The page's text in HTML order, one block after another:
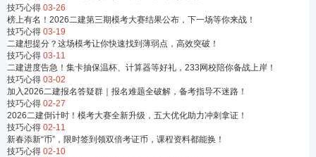
技巧心得 03-26
榜上有名！2026二建第三期模考大赛结果公布，下一场等你来战！
技巧心得 03-19
二建想提分？这场模考让你快速找到薄弱点，高效突破！
技巧心得 03-11
二建进度告急！集卡抽保温杯、计算器等好礼，233网校陪你备战上岸！
技巧心得 03-02
加入2026二建报名答疑群｜报名难题全破解，备考指导不迷路！
技巧心得 02-27
2026二建倒计时！模考大赛全新升级，五大优化助力冲刺拿证！
技巧心得 02-11
新春添新“币”，限时签到领双倍考证币，课程资料都能换！
技巧心得 02-10